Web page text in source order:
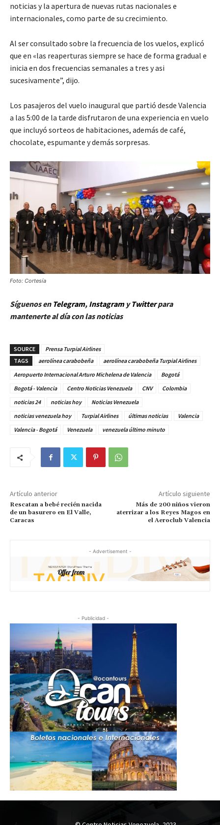
noticias y la apertura de nuevas rutas nacionales e
internacionales, como parte de su crecimiento.
Al ser consultado sobre la frecuencia de los vuelos, explicó
que en «las reaperturas siempre se hace de forma gradual e
inicia en dos frecuencias semanales a tres y asi
sucesivamente”, dijo.
Los pasajeros del vuelo inaugural que partió desde Valencia
a las 5:00 de la tarde disfrutaron de una experiencia en vuelo
que incluyó sorteos de habitaciones, además de café,
chocolate, espumante y demás sorpresas.
Foto: Cortesía
Síguenos en Telegram, InstagramyTwitterpara
mantenerte al día con las noticias
SOURCE
Prensa Turpial Airlines
TAGS
aerolínea carabobeña
aerolínea carabobeña Turpial Airlines
Aeropuerto Internacional Arturo Michelena de Valencia
Bogotá
Bogotá - Valencia
Centro Noticias Venezuela CNV
Colombia
noticias 24
noticias hoy
Noticias Venezuela
noticias venezuela hoy
Turpial Airlines últimas noticias
Valencia
Valencia - Bogotá
Venezuela venezuela último minuto
Artículo anterior
Rescatan a bebé recién nacida
de un basurero en El Valle,
Caracas
Artículo siguiente
Más de 200 niños vieron
aterrizar a los Reyes Magos en
el Aeroclub Valencia
- Advertisement -
- Publicidad -